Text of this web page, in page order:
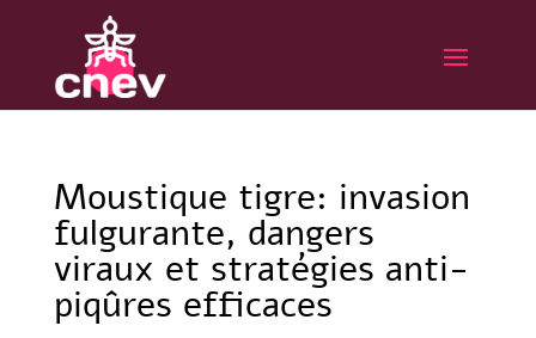
Moustique tigre: invasion
fulgurante, dangers
viraux et stratégies anti-
piqûres efficaces